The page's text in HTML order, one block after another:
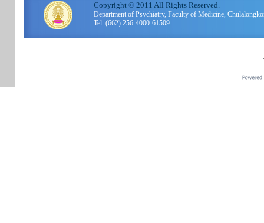
Copyright © 2011 All Rights Reserved.
Department of Psychiatry, Faculty of Medicine,
Tel: (662) 256-4000-61509